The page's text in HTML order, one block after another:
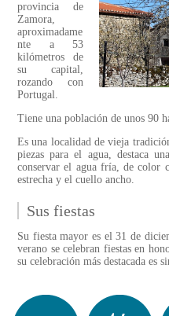
provincia de
Zamora,
aproximadame
nte a 53
kilómetros de
su capital,
rozando con
Portugal.
Tiene una población de unos 90
Es una localidad de vieja
piezas para el agua, destaca
conservar el agua fría, de color
estrecha y el cuello ancho.
Sus fiestas
Su fiesta mayor es el 31 de
verano se celebran fiestas en
su celebración más destacada es